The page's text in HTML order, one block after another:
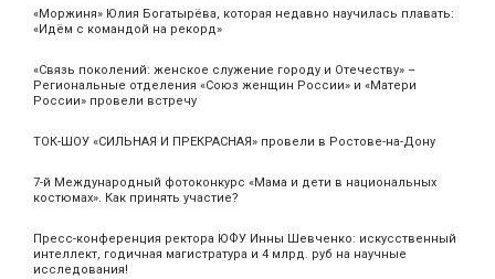
«Моржиня» Юлия Богатырёва, которая недавно научилась плавать:
«Идём с командой на рекорд»
«Связь поколений: женское служение городу и Отечеству» –
Региональные отделения «Союз женщин России» и «Матери
России» провели встречу
ТОК-ШОУ «СИЛЬНАЯ И ПРЕКРАСНАЯ» провели в Ростове-на-Дону
7-й Международный фотоконкурс «Мама и дети в национальных
костюмах». Как принять участие?
Пресс-конференция ректора ЮФУ Инны Шевченко: искусственный
интеллект, годичная магистратура и 4 млрд. руб на научные
исследования!